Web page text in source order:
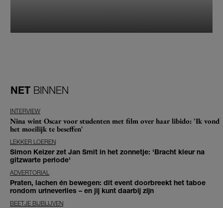
NET BINNEN
INTERVIEW
Nina wint Oscar voor studenten met film over haar libido: 'Ik vond
het moeilijk te beseffen'
LEKKER LOEREN
Simon Keizer zet Jan Smit in het zonnetje: 'Bracht kleur na
gitzwarte periode'
ADVERTORIAL
Praten, lachen én bewegen: dit event doorbreekt het taboe
rondom urineverlies – en jij kunt daarbij zijn
BEETJE BIJBLIJVEN